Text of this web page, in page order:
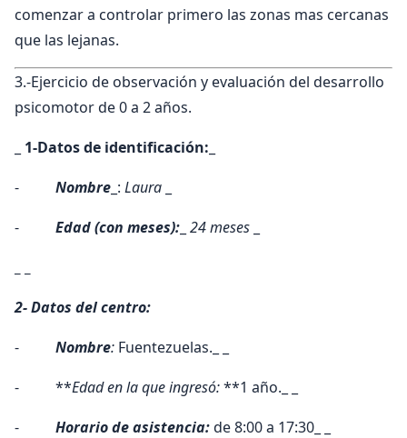
comenzar a controlar primero las zonas mas cercanas
que las lejanas.
3.-Ejercicio de observación y evaluación del desarrollo
psicomotor de 0 a 2 años.
1-Datos de identificación:
- Nombre _: Laura
- Edad (con meses): 24 meses
2- Datos del centro:
- Nombre: Fuentezuelas._ _
- **Edad en la que ingresó:**1 año._ _
- Horario de asistencia:de 8:00 a 17:30_ _